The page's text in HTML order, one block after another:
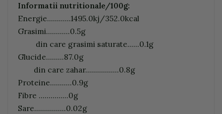
Informatii nutritionale/100g:
Energie............1495.0kj/352.0kcal
Grasimi............0.5g
din care grasimi saturate......0.1g
Glucide.........87.0g
din care zahar.................0.8g
Proteine...........0.9g
Fibre ...............0g
Sare................0.02g